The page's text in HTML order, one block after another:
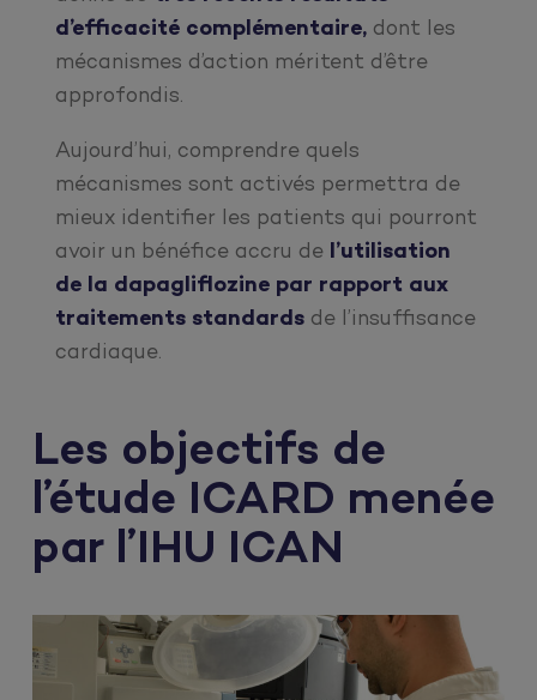
d’efficacité complémentaire, dont les
mécanismes d’action méritent d’être
approfondis.
Aujourd’hui, comprendre quels
mécanismes sont activés permettra de
mieux identifier les patients qui pourront
avoir un bénéfice accru de l’utilisation
de la dapagliflozine par rapport aux
traitements standards de l’insuffisance
cardiaque.
Les objectifs de
l’étude ICARD menée
par l’IHU ICAN